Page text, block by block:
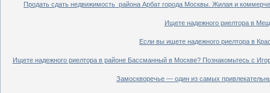
Продать сдать недвижимость района Арбат города Москвы. Жилая и
Ищете надежного риелтора в
Если вы ищете надежного риелтора в
Ищете надежного риелтора в районе Бассманный в Москве? Познакомьтесь с
Замоскворечье — один из самых